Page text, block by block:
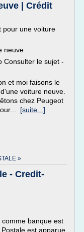
| Crédit
pour une voiture
neuve
Consulter le sujet -
et moi faisons le
voiture neuve.
chez Peugeot
[suite...]
»
- Credit-
banque est
est apparue